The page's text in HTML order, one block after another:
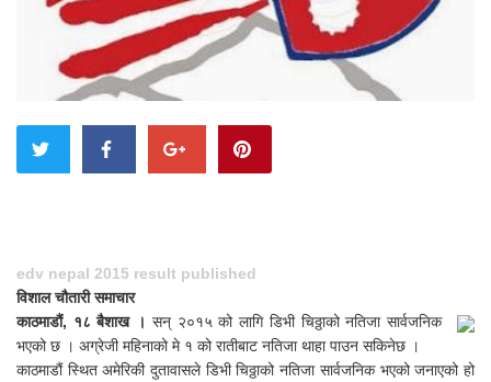
edv nepal 2015 result published
विशाल चौतारी समाचार
काठमाडौं, १८ बैशाख । सन् २०१५ को लागि डिभी चिठ्ठाको नतिजा सार्वजनिक
भएको छ । अग्रेजी महिनाको मे १ को रातीबाट नतिजा थाहा पाउन सकिनेछ ।
काठमाडौं स्थित अमेरिकी दुतावासले डिभी चिठ्ठाको नतिजा सार्वजनिक भएको जनाएको हो